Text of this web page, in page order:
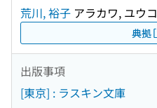
荒川, 裕子 アラカワ, ユウコ
典拠
出版事項
[東京] : ラスキン文庫